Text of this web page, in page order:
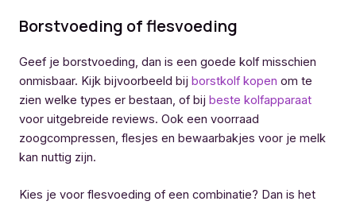
Borstvoeding of flesvoeding
Geef je borstvoeding, dan is een goede kolf misschien
onmisbaar. Kijk bijvoorbeeld bij borstkolf kopen om te
zien welke types er bestaan, of bij beste kolfapparaat
voor uitgebreide reviews. Ook een voorraad
zoogcompressen, flesjes en bewaarbakjes voor je melk
kan nuttig zijn.
Kies je voor flesvoeding of een combinatie? Dan is het